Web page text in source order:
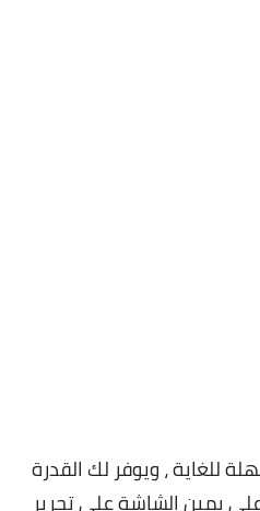
للغاية ، ويوفر لك القدرة
يمين الشاشة على تحرير